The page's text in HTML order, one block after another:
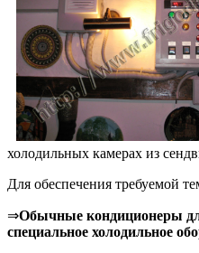
холодильных камерах из
Для обеспечения требуемой
⇒Обычные кондиционеры
специальное холодильное